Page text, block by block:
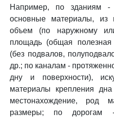
Например, по зданиям -
основные материалы, из
объем (по наружному
площадь (общая
(без подвалов,
др.; по каналам -
дну и поверхности),
материалы крепления
местонахождение, род
размеры; по дорогам